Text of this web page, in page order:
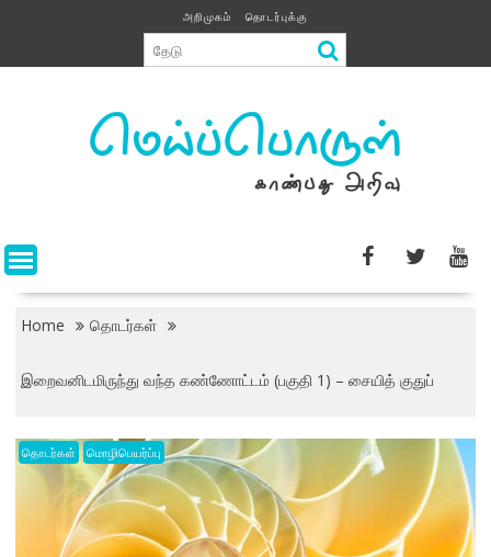
content
அறிமுகம் தொடர்புக்கு
Home தொடர்கள்
இறைவனிடமிருந்து வந்த கண்ணோட்டம் (பகுதி 1) – சையித் குதுப்
தொடர்கள் மொழிபெயர்ப்பு